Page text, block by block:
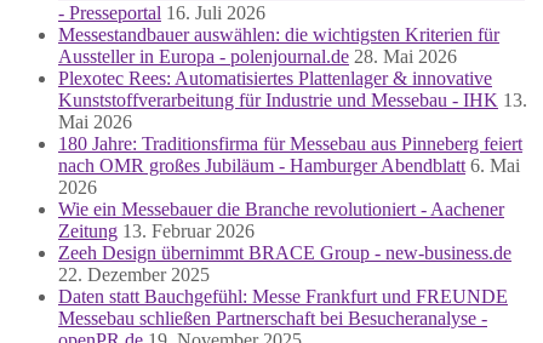
- Presseportal 16. Juli 2026
Messestandbauer auswählen: die wichtigsten Kriterien für
Aussteller in Europa - polenjournal.de 28. Mai 2026
Plexotec Rees: Automatisiertes Plattenlager & innovative
Kunststoffverarbeitung für Industrie und Messebau - IHK 13.
Mai 2026
180 Jahre: Traditionsfirma für Messebau aus Pinneberg feiert
nach OMR großes Jubiläum - Hamburger Abendblatt 6. Mai
2026
Wie ein Messebauer die Branche revolutioniert - Aachener
Zeitung 13. Februar 2026
Zeeh Design übernimmt BRACE Group - new-business.de
22. Dezember 2025
Daten statt Bauchgefühl: Messe Frankfurt und FREUNDE
Messebau schließen Partnerschaft bei Besucheranalyse -